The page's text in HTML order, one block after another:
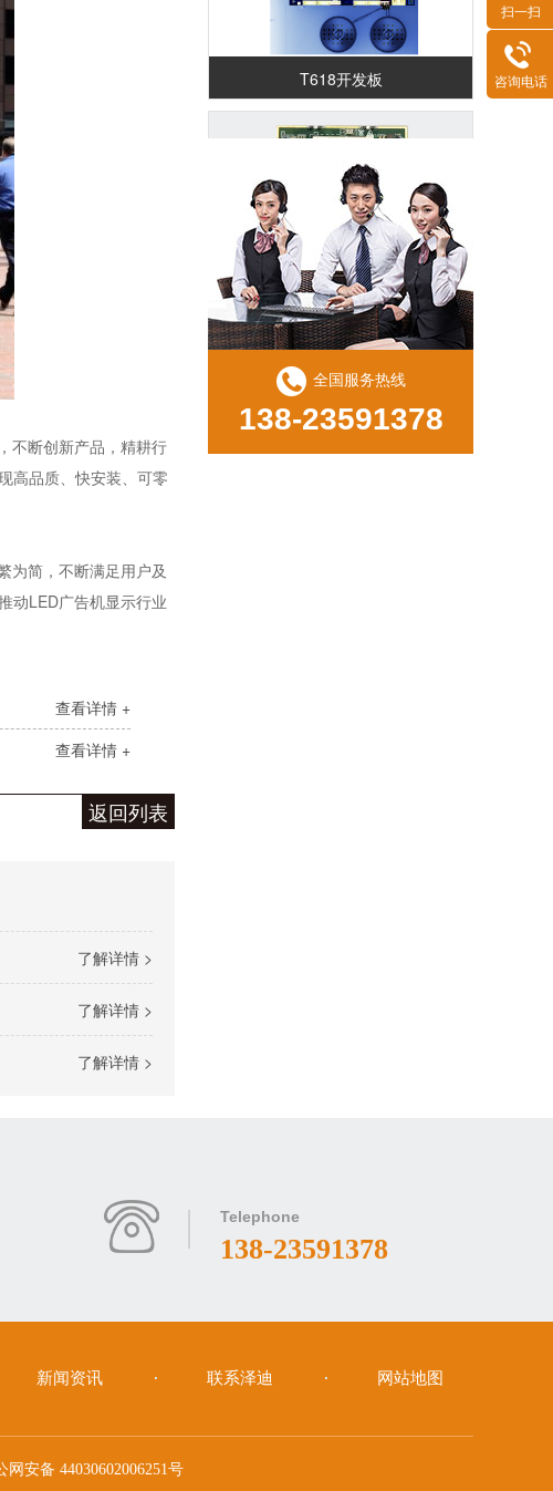
不断创新产品，精耕行
高品质、快安装、可零
为简，不断满足用户及
动LED广告机显示行业
查看详情 +
查看详情 +
返回列表
了解详情 >
了解详情 >
了解详情 >
T618开发板
RK3588核心板（RK587K)
全国服务热线
138-23591378
Telephone
138-23591378
新闻资讯 联系泽迪 网站地图
网安备 44030602006251号
扫一扫
咨询电话